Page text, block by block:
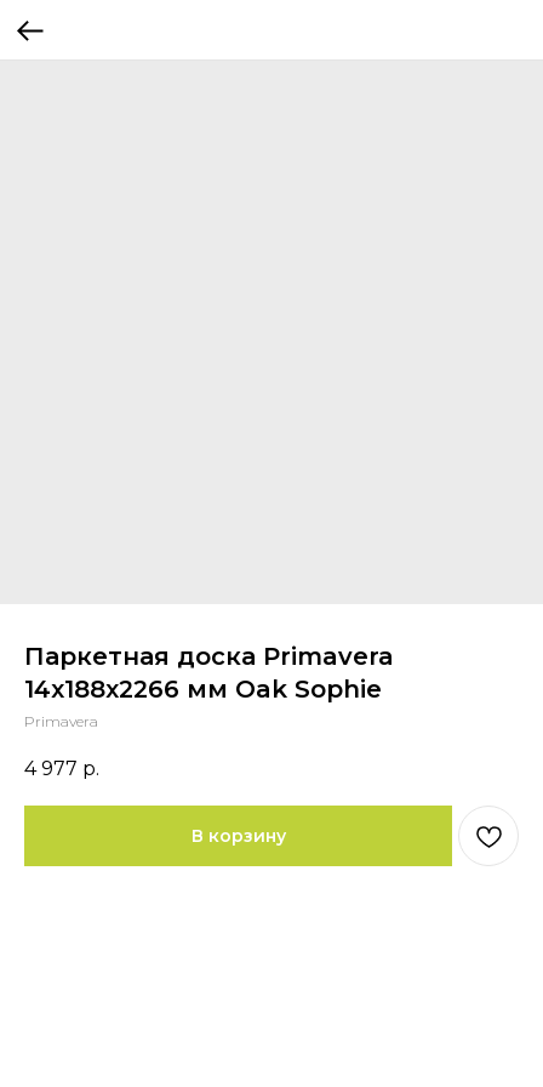
Паркетная доска Primavera
14x188x2266 мм Oak Sophie
Primavera
4 977 р.
В корзину